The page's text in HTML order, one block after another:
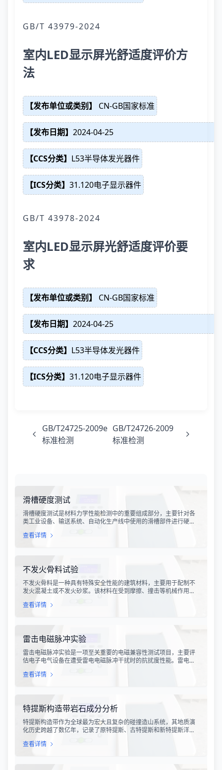
GB/T 43979-2024
室内LED显示屏光舒适度评价方
法
【发布单位或类别】 CN-GB国家标准
【发布日期】 2024-04-25
【CCS分类】 L53半导体发光器件
【ICS分类】 31.120电子显示器件
GB/T 43978-2024
室内LED显示屏光舒适度评价要
求
【发布单位或类别】 CN-GB国家标准
【发布日期】 2024-04-25
【CCS分类】 L53半导体发光器件
【ICS分类】 31.120电子显示器件
GB/T24725-2009e
标准检测
GB/T24726-2009
标准检测
滑槽硬度测试
滑槽硬度测试是材料力学性能检测中的重要组成部分，主要针对各
类工业设备、输送系统、自动化生产线中使用的滑槽部件进行硬度
响设备的使用寿命、运行稳定性和安全性。通过科学的硬度测试，
查看详情
不发火骨料试验
不发火骨料是一种具有特殊安全性能的建筑材料，主要用于配制不
发火混凝土或不发火砂浆。该材料在受到摩擦、撞击等机械作用
炸事故的风险。不发火骨料试验是评定该类材料安全性能的关键检
查看详情
雷击电磁脉冲实验
雷击电磁脉冲实验是一项至关重要的电磁兼容性测试项目，主要评
估电子电气设备在遭受雷电电磁脉冲干扰时的抗扰度性能。雷电作
具有上升时间快、持续时间短、能量密度高等特点，可能对周围的
查看详情
特提斯构造带岩石成分分析
特提斯构造带作为全球最为宏大且复杂的碰撞造山系统，其地质演
化历史跨越了数亿年，记录了原特提斯、古特提斯和新特提斯洋的
板块俯冲、碰撞造山机制以及成矿作用规律的关键手段。特提斯构
查看详情